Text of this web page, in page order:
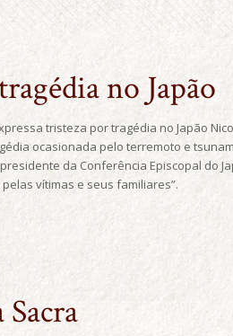
no Japão
tristeza por tragédia no Japão
ocasionada pelo terremoto e
da Conferência Episcopal do
vítimas e seus familiares”.